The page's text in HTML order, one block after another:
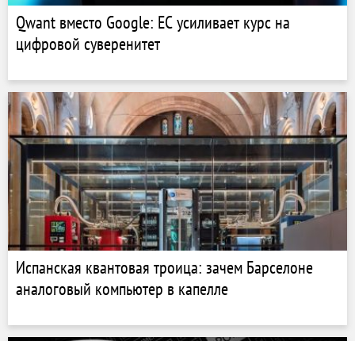
Qwant вместо Google: ЕС усиливает курс на
цифровой суверенитет
Испанская квантовая троица: зачем Барселоне
аналоговый компьютер в капелле